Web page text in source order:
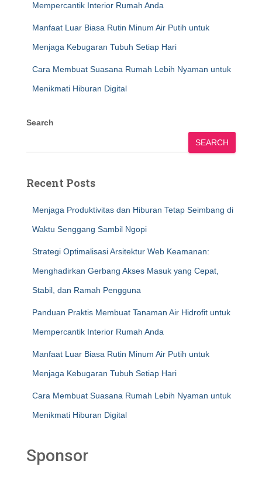
Mempercantik Interior Rumah Anda
Manfaat Luar Biasa Rutin Minum Air Putih untuk
Menjaga Kebugaran Tubuh Setiap Hari
Cara Membuat Suasana Rumah Lebih Nyaman untuk
Menikmati Hiburan Digital
Search
SEARCH
Recent Posts
Menjaga Produktivitas dan Hiburan Tetap Seimbang di
Waktu Senggang Sambil Ngopi
Strategi Optimalisasi Arsitektur Web Keamanan:
Menghadirkan Gerbang Akses Masuk yang Cepat,
Stabil, dan Ramah Pengguna
Panduan Praktis Membuat Tanaman Air Hidrofit untuk
Mempercantik Interior Rumah Anda
Manfaat Luar Biasa Rutin Minum Air Putih untuk
Menjaga Kebugaran Tubuh Setiap Hari
Cara Membuat Suasana Rumah Lebih Nyaman untuk
Menikmati Hiburan Digital
Sponsor